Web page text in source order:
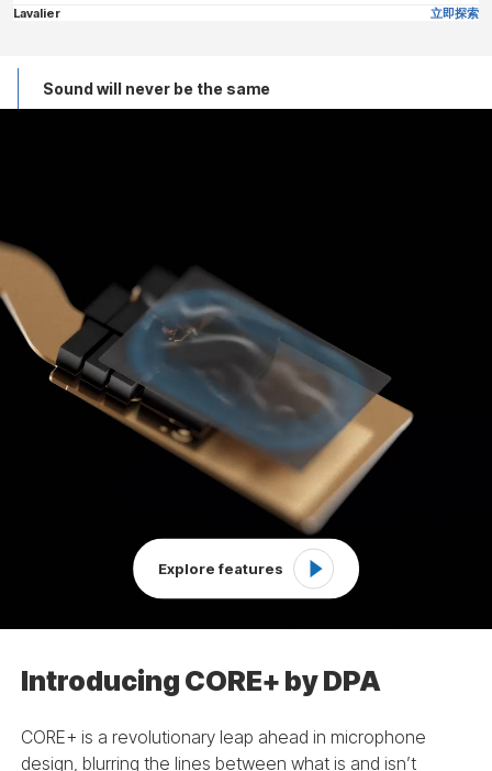
Lavalier 立即探索
Introducing CORE+ by DPA
CORE+ is a revolutionary leap ahead in microphone
design, blurring the lines between what is and isn’t
Sound will never be the same
Explore features